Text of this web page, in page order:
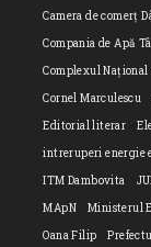
Camera de comerț
Compania de Apă
Complexul Național
Cornel Marculescu
Editorial literar
intreruperi energie
ITM Dambovita
MApN
Ministerul
Oana Filip